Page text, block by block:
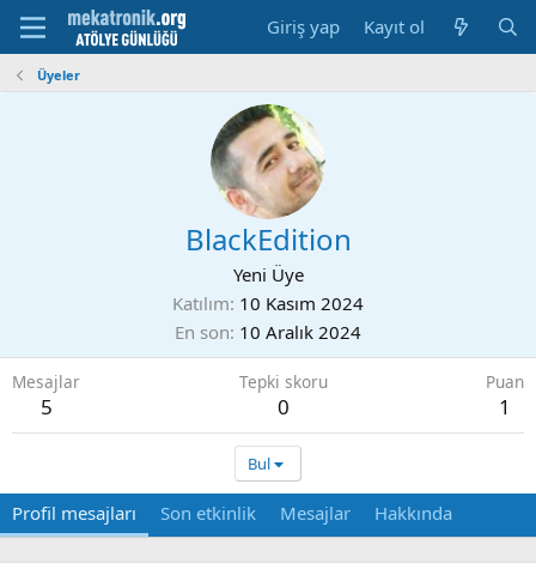
Giriş yap Kayıt ol
Üyeler
BlackEdition
Yeni Üye
Katılım 10 Kasım 2024
En son 10 Aralık 2024
Mesajlar
5
Tepki skoru
0
Puan
1
Bul
Profil mesajları Son etkinlik Mesajlar Hakkında